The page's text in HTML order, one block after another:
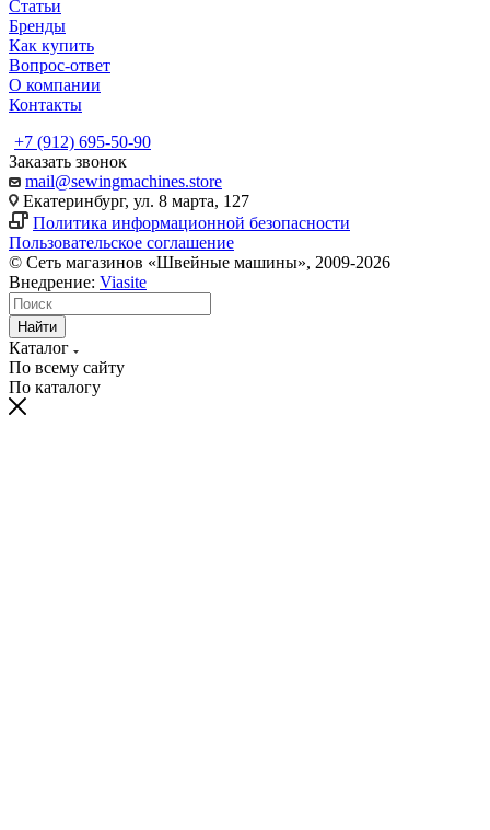
Статьи
Бренды
Как купить
Вопрос-ответ
О компании
Контакты
+7 (912) 695-50-90
Заказать звонок
mail@sewingmachines.store
Екатеринбург, ул. 8 марта, 127
Политика информационной безопасности
Пользовательское соглашение
© Сеть магазинов «Швейные машины», 2009-2026
Внедрение: Viasite
Найти
Каталог
По всему сайту
По каталогу